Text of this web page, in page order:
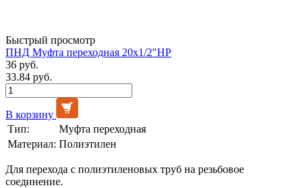
Быстрый просмотр
ПНД Муфта переходная 20х1/2"НР
36 руб.
33.84 руб.
В корзину
Тип:
Муфта переходная
Материал: Полиэтилен
Для перехода с полиэтиленовых труб на резьбовое
соединение.